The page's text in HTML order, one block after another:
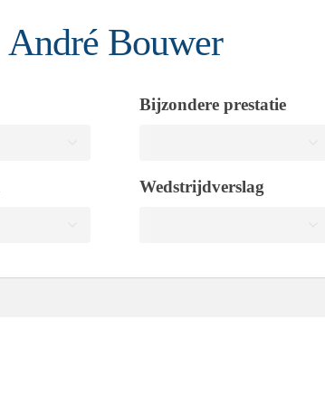
André Bouwer
Bijzondere prestatie
Wedstrijdverslag